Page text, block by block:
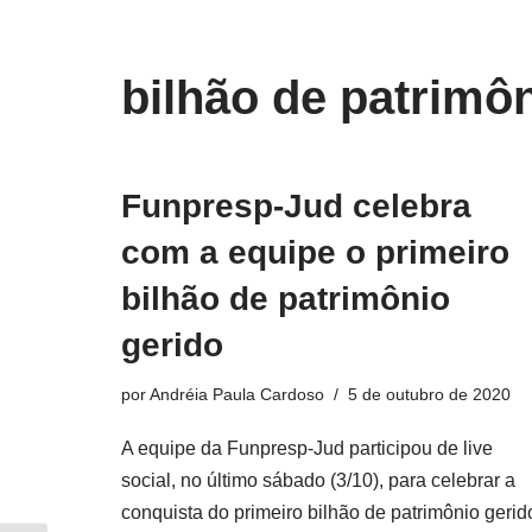
bilhão de
Funpresp-Jud celebra
com a equipe o primeiro
bilhão de patrimônio
gerido
porAndréia Paula Cardoso 5 de outubro de 2020
A equipe da Funpresp-Jud participou de live
social, no último sábado (3/10), para celebrar a
conquista do primeiro bilhão de patrimônio